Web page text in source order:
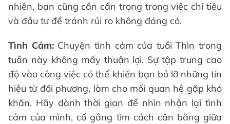
nhiên, bạn cũng cần cẩn trọng trong việc chi tiêu
và đầu tư để tránh rủi ro không đáng có.
Tình Cảm: Chuyện tình cảm của tuổi Thìn trong
tuần này không mấy thuận lợi. Sự tập trung cao
độ vào công việc có thể khiến bạn bỏ lỡ những tín
hiệu từ đối phương, làm cho mối quan hệ gặp khó
khăn. Hãy dành thời gian để nhìn nhận lại tình
cảm của mình, cố gắng tìm cách cân bằng giữa